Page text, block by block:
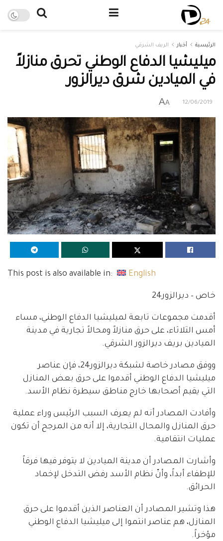
الرئيسية أخبار الريف الشرقي
ميليشيا الدفاع الوطني تحرق منازلاً
في الميادين شرق ديرالزور
12/06/2019
A
A
This post is also available in: English
خاص – ديرالزور24
أقدمت مجموعات تابعة لميليشيا الدفاع الوطني، مساء
أمس الثلاثاء، على حرق منازلاً ومحالاً تجارية في مدينة
الميادين بريف ديرالزور الشرقي.
ووفق مصادر خاصة لشبكة ديرالزور24، فإن عناصر
ميليشيا الدفاع الوطني أقدموا على حرق بعض المنازل
التي يقيم أصحابها خارج مناطق سيطرة نظام الأسد.
وأفادت المصادر أنه لم يعرف السبب الرئيس وراء عملية
حرق المنازل والمحال التجارية، إلا أنه من المرجح أن تكون
عمليات انتقامية.
وأشارت المصادر أن مدينة الميادين لا يتوفر فيها فرقاً
للإطفاء أبداً، وأنّ نظام الأسد رفض التدخل لإخماد
الحرائق.
هذا وتشير المصادر أن العناصر الذين أقدموا على حرق
المنازل، هم عناصر انتموا إلى ميليشيا الدفاع الوطني
مؤخراً.